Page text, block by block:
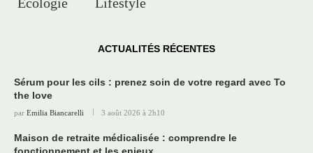
ACTUALITÉS RÉCENTES
Sérum pour les cils : prenez soin de votre regard avec To
the love
par Emilia Biancarelli 3 août 2026 à 2h10
Maison de retraite médicalisée : comprendre le
fonctionnement et les enjeux